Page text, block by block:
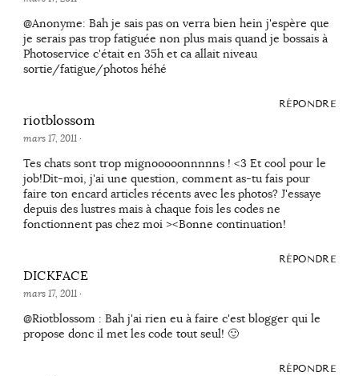
@Anonyme: Bah je sais pas on verra bien hein j'espère que
je serais pas trop fatiguée non plus mais quand je bossais à
Photoservice c'était en 35h et ca allait niveau
sortie/fatigue/photos héhé
RÉPONDRE
riotblossom
mars 17, 2011·
Tes chats sont trop mignooooonnnnns ! <3 Et cool pour le
job!Dit-moi, j'ai une question, comment as-tu fais pour
faire ton encard articles récents avec les photos? J'essaye
depuis des lustres mais à chaque fois les codes ne
fonctionnent pas chez moi ><Bonne continuation!
RÉPONDRE
DICKFACE
mars 17, 2011·
@Riotblossom : Bah j'ai rien eu à faire c'est blogger qui le
propose donc il met les code tout seul! 🙂
RÉPONDRE